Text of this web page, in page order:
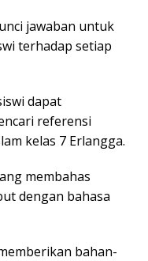
jawaban untuk
terhadap setiap
dapat
referensi
kelas 7 Erlangga.
membahas
dengan bahasa
bahan-